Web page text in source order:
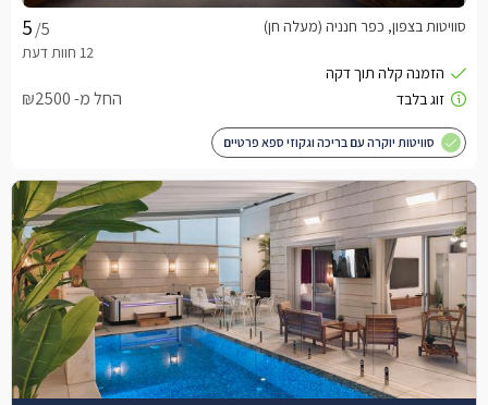
/5 סוויטות בצפון, כפר חנניה (מעלה חן)
החל מ- ₪2500
סוויטות יוקרה עם בריכה וגקוזי ספא פרטיים